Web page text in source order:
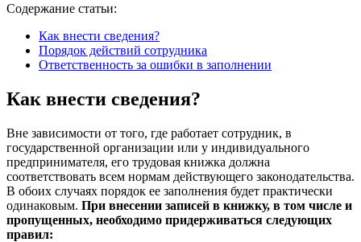
Содержание статьи:
Как внести сведения?
Порядок действий сотрудника
Ответственность за ошибки в заполнении
Как внести сведения?
Вне зависимости от того, где работает сотрудник, в
государственной организации или у индивидуального
предпринимателя, его трудовая книжка должна
соответствовать всем нормам действующего законодательства.
В обоих случаях порядок ее заполнения будет практически
одинаковым. При внесении записей в книжку, в том числе и
пропущенных, необходимо придерживаться следующих
правил: